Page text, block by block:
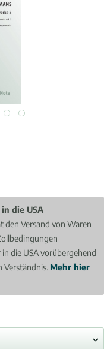
die USA
den Versand von Waren
die USA vorübergehend
Verständnis. Mehr hier